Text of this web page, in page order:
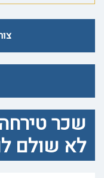
שכר
לא שולם לו